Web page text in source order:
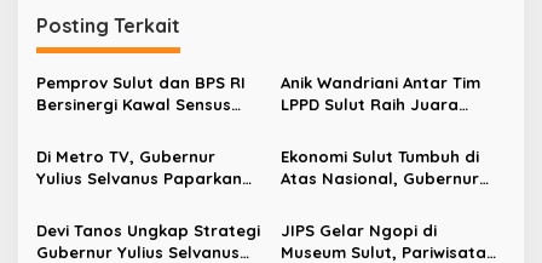
g
a
s
i
p
o
s
Posting Terkait
Pemprov Sulut dan BPS RI
Bersinergi Kawal Sensus
Anik Wandriani Antar Tim
LPPD Sulut Raih Juara
XIV 2026 dan Bawa Pulang
Piala Presiden
Di Metro TV, Gubernur
Yulius Selvanus Paparkan
Harapan Hidup Tertinggi di
Sulawesi
Ekonomi Sulut Tumbuh di
Atas Nasional, Gubernur
Kinerja APBD 2025
Devi Tanos Ungkap Strategi
Gubernur Yulius Selvanus
JIPS Gelar Ngopi di
Museum Sulut, Pariwisata